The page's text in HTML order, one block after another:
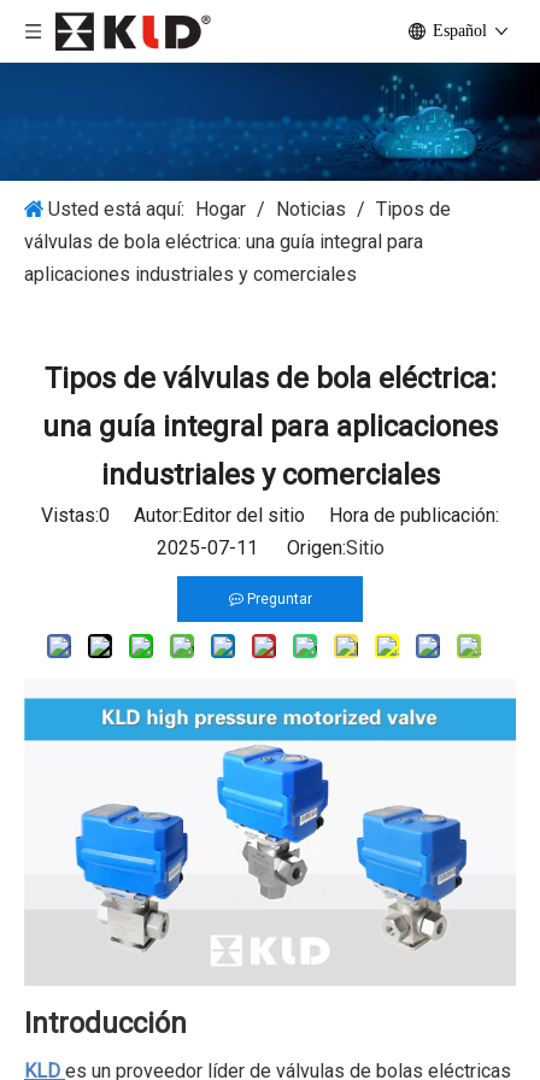
Español
Usted está aquí: Hogar / Noticias / Tipos de
válvulas de bola eléctrica: una guía integral para
aplicaciones industriales y comerciales
Tipos de válvulas de bola eléctrica:
una guía integral para aplicaciones
industriales y comerciales
Vistas:0 Autor:Editor del sitio Hora de publicación:
2025-07-11 Origen:Sitio
Preguntar
Introducción
KLD es un proveedor líder de válvulas de bolas eléctricas